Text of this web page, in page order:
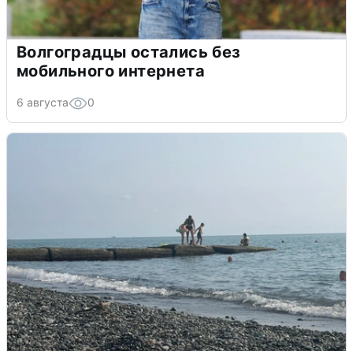
Волгоградцы остались без
мобильного интернета
6 августа 0